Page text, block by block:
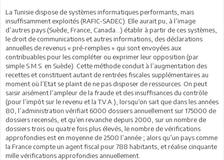
La Tunisie dispose de systèmes informatiques performants, mais
insuffisamment exploités (RAFIC-SADEC). Elle aurait pu, à l’image
d’autres pays (Suède, France, Canada…) établir à partir de ces systèmes,
le droit de communications et autres informations, des déclarations
annuelles de revenus « pré-remplies » qui sont envoyées aux
contribuables pour les compléter ou exprimer leur opposition (par
simple S.M.S. en Suède). Cette méthode conduit à l’augmentation des
recettes et constituent autant de rentrées fiscales supplémentaires au
moment où l’Etat se plaint de ne pas disposer de ressources. On peut
saisir aisément l’ampleur de la fraude et des insuffisances du contrôle
(pour l’impôt sur le revenu et la T.V.A.), lorsqu’on sait que dans les années
80, l’administration vérifiait 6000 dossiers annuellement sur 175000 de
dossiers recensés, et qu’en revanche depuis 2000, sur un nombre de
dossiers trois ou quatre fois plus élevés, le nombre de vérifications
approfondies est en moyenne de 2500 l’année ; alors qu’un pays comme
la France compte un agent fiscal pour 788 habitants, et réalise cinquante
mille vérifications approfondies annuellement.